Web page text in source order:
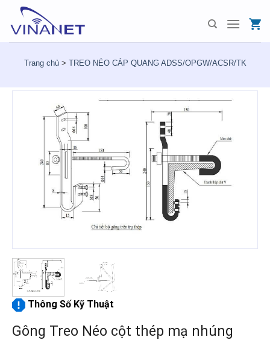
content
Trang chủ > TREO NÉO CÁP QUANG ADSS/OPGW/ACSR/TK
Thông Số Kỹ Thuật
Gông Treo Néo cột thép mạ nhúng